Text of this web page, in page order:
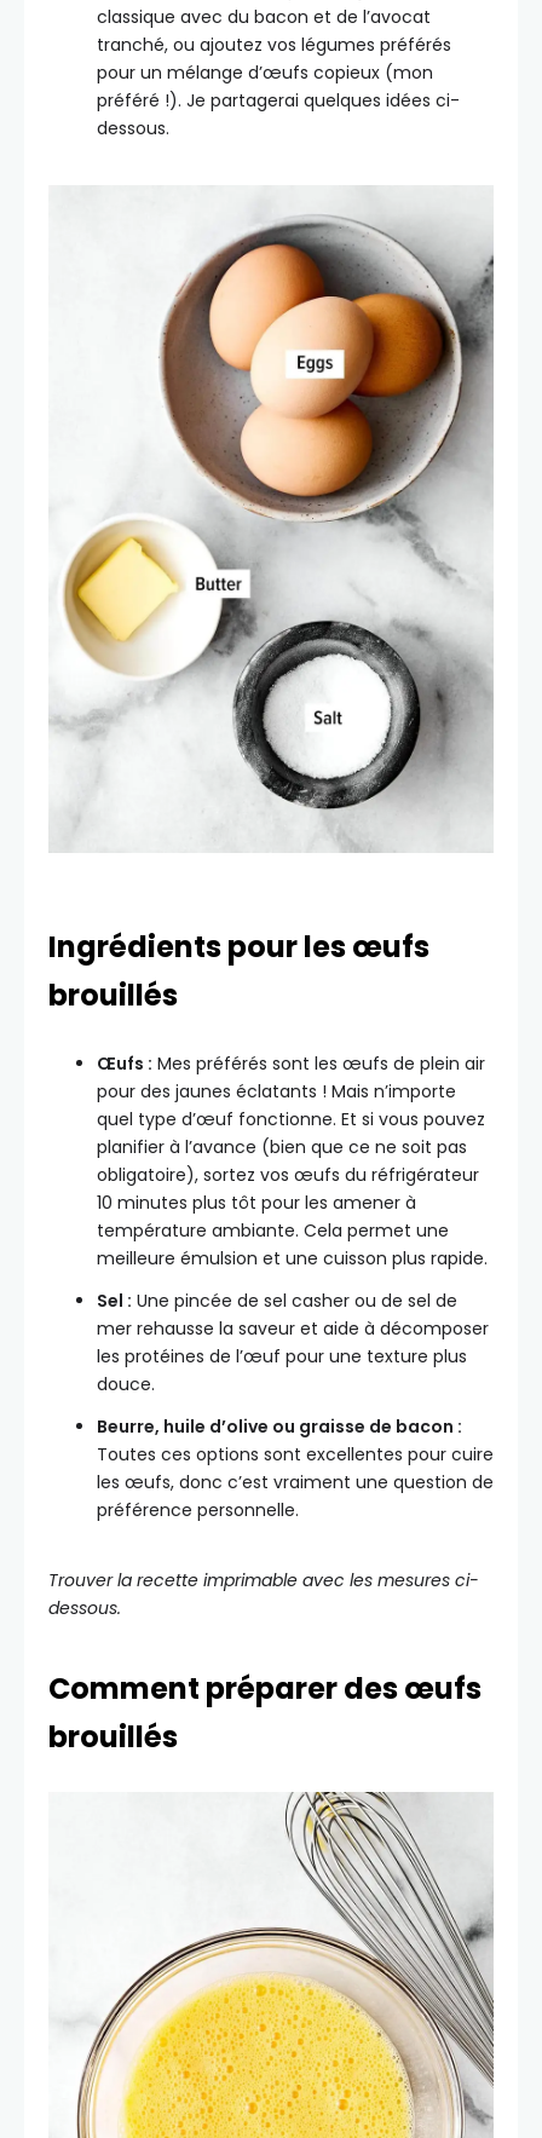
classique avec du bacon et de l’avocat
tranché, ou ajoutez vos légumes préférés
pour un mélange d’œufs copieux (mon
préféré !). Je partagerai quelques idées ci-
dessous.
Ingrédients pour les œufs
brouillés
Œufs : Mes préférés sont les œufs de plein air
pour des jaunes éclatants ! Mais n’importe
quel type d’œuf fonctionne. Et si vous pouvez
planifier à l’avance (bien que ce ne soit pas
obligatoire), sortez vos œufs du réfrigérateur
10 minutes plus tôt pour les amener à
température ambiante. Cela permet une
meilleure émulsion et une cuisson plus rapide.
Sel : Une pincée de sel casher ou de sel de
mer rehausse la saveur et aide à décomposer
les protéines de l’œuf pour une texture plus
douce.
Beurre, huile d’olive ou graisse de bacon :
Toutes ces options sont excellentes pour cuire
les œufs, donc c’est vraiment une question de
préférence personnelle.
Trouver la recette imprimable avec les mesures ci-
dessous.
Comment préparer des œufs
brouillés